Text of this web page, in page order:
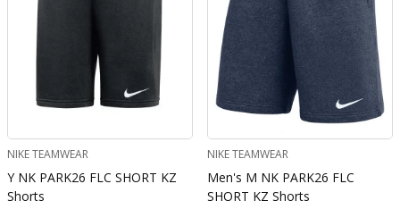
NIKE TEAMWEAR
Y NK PARK26 FLC SHORT KZ
Shorts
NIKE TEAMWEAR
Men's M NK PARK26 FLC
SHORT KZ Shorts